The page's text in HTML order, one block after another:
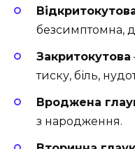
безсимптомна,
Закритокутова
тиску, біль,
Вроджена
з народження.